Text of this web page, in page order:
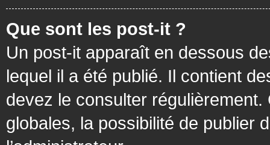
Que sont les post-it ?
Un post-it apparaît en dessous
lequel il a été publié. Il contient
devez le consulter
globales, la possibilité de publier